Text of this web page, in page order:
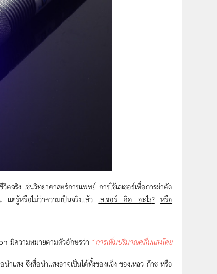
ง เช่นวิทยาศาสตร์การแพทย์ การใช้เลเซอร์เพื่อการผ่าตัด
ต่รู้หรือไม่ว่าความเป็นจริงแล้ว เลเซอร์ คือ อะไร? หรือ
มีความหมายตามตัวอักษรว่า “การเพิ่มปริมาณคลื่นแสงโดย
ำแสง ซึ่งสื่อนำแสงอาจเป็นได้ทั้งของแข็ง ของเหลว ก๊าซ หรือ